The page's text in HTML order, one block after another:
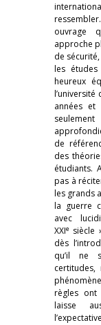
ouvrage
approche
de
les
heureux
années et
de
des
étudiants.
pas à
les grands
la guerre
avec
XXIe siècle
dès
qu’il ne
règles
laisse